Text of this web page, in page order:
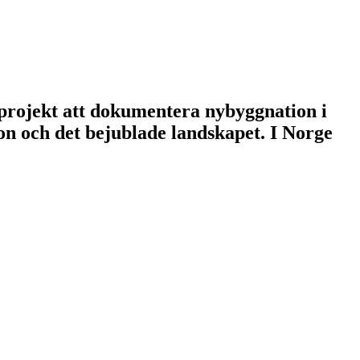
att dokumentera nybyggnation i
och det bejublade landskapet. I Norge